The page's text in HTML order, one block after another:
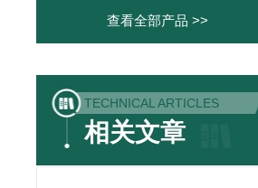
查看全部产品 >>
TECHNICAL ARTICLES
相关文章